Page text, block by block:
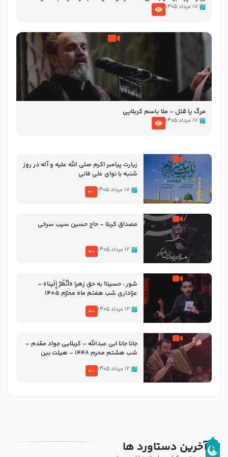
تصاویری از مسجد النبی
۱۷ مرداد ۱۴۰۵
مرگ یا قتل – ملا باسم کربلایی
۱۷ مرداد ۱۴۰۵
زیارت پیامبر اکرم صلی الله علیه و آله در روز
شنبه با نوای علی فانی
۱۷ مرداد ۱۴۰۵
مصداق کربلا – حاج حسین سیب سرخی
۱۲ مرداد ۱۴۰۵
شور ، حسینا! به‌ حق زهرا «أُنْظُرْ إِلَینا» –
عزاداری شب هفتم ماه محرّم 1405
۱۲ مرداد ۱۴۰۵
جانا جانا ابی عبدالله – کربلایی جواد مقدم –
شب هشتم محرم 1448 – هیئت بین
۱۲ مرداد ۱۴۰۵
آخرین دستاورد ها